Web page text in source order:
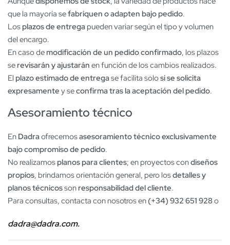
que la mayoría sefabriquen o adapten bajo pedido.
Los plazos de entrega pueden variar según el tipo y volumen
del encargo.
En caso de modificación de un pedido confirmado, los plazos
se revisarán y ajustarán en función de los cambios realizados.
El plazo estimado de entregase facilita solosi se solicita
expresamente y seconfirma tras la aceptación del pedido.
Asesoramiento técnico
En Dadraofrecemosasesoramiento técnico exclusivamente
bajo compromiso de pedido.
No realizamos planos para clientes; en proyectos condiseños
propios, brindamos orientación general, pero losdetalles y
planos técnicosson responsabilidad del cliente.
Para consultas, contacta con nosotros en (+34) 932 651 928o
dadra@dadra.com.